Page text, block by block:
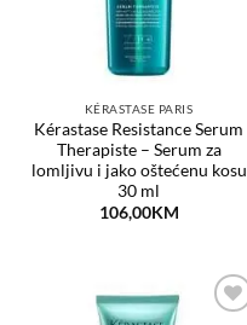
KÉRASTASE PARIS
Kérastase Resistance Serum
Therapiste – Serum za
lomljivu i jako oštećenu kosu
30 ml
106,00KM